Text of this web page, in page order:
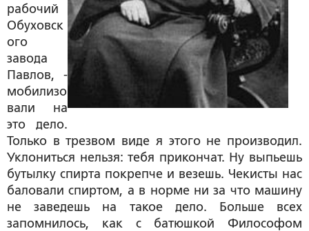
рабочий
Обуховск
ого
завода
Павлов, -
мобилизо
вали на
это дело.
Только в трезвом виде я этого не производил.
Уклониться нельзя: тебя прикончат. Ну выпьешь
бутылку спирта покрепче и везешь. Чекисты нас
баловали спиртом, а в норме ни за что машину
не заведешь на такое дело. Больше всех
запомнилось, как с батюшкой Философом